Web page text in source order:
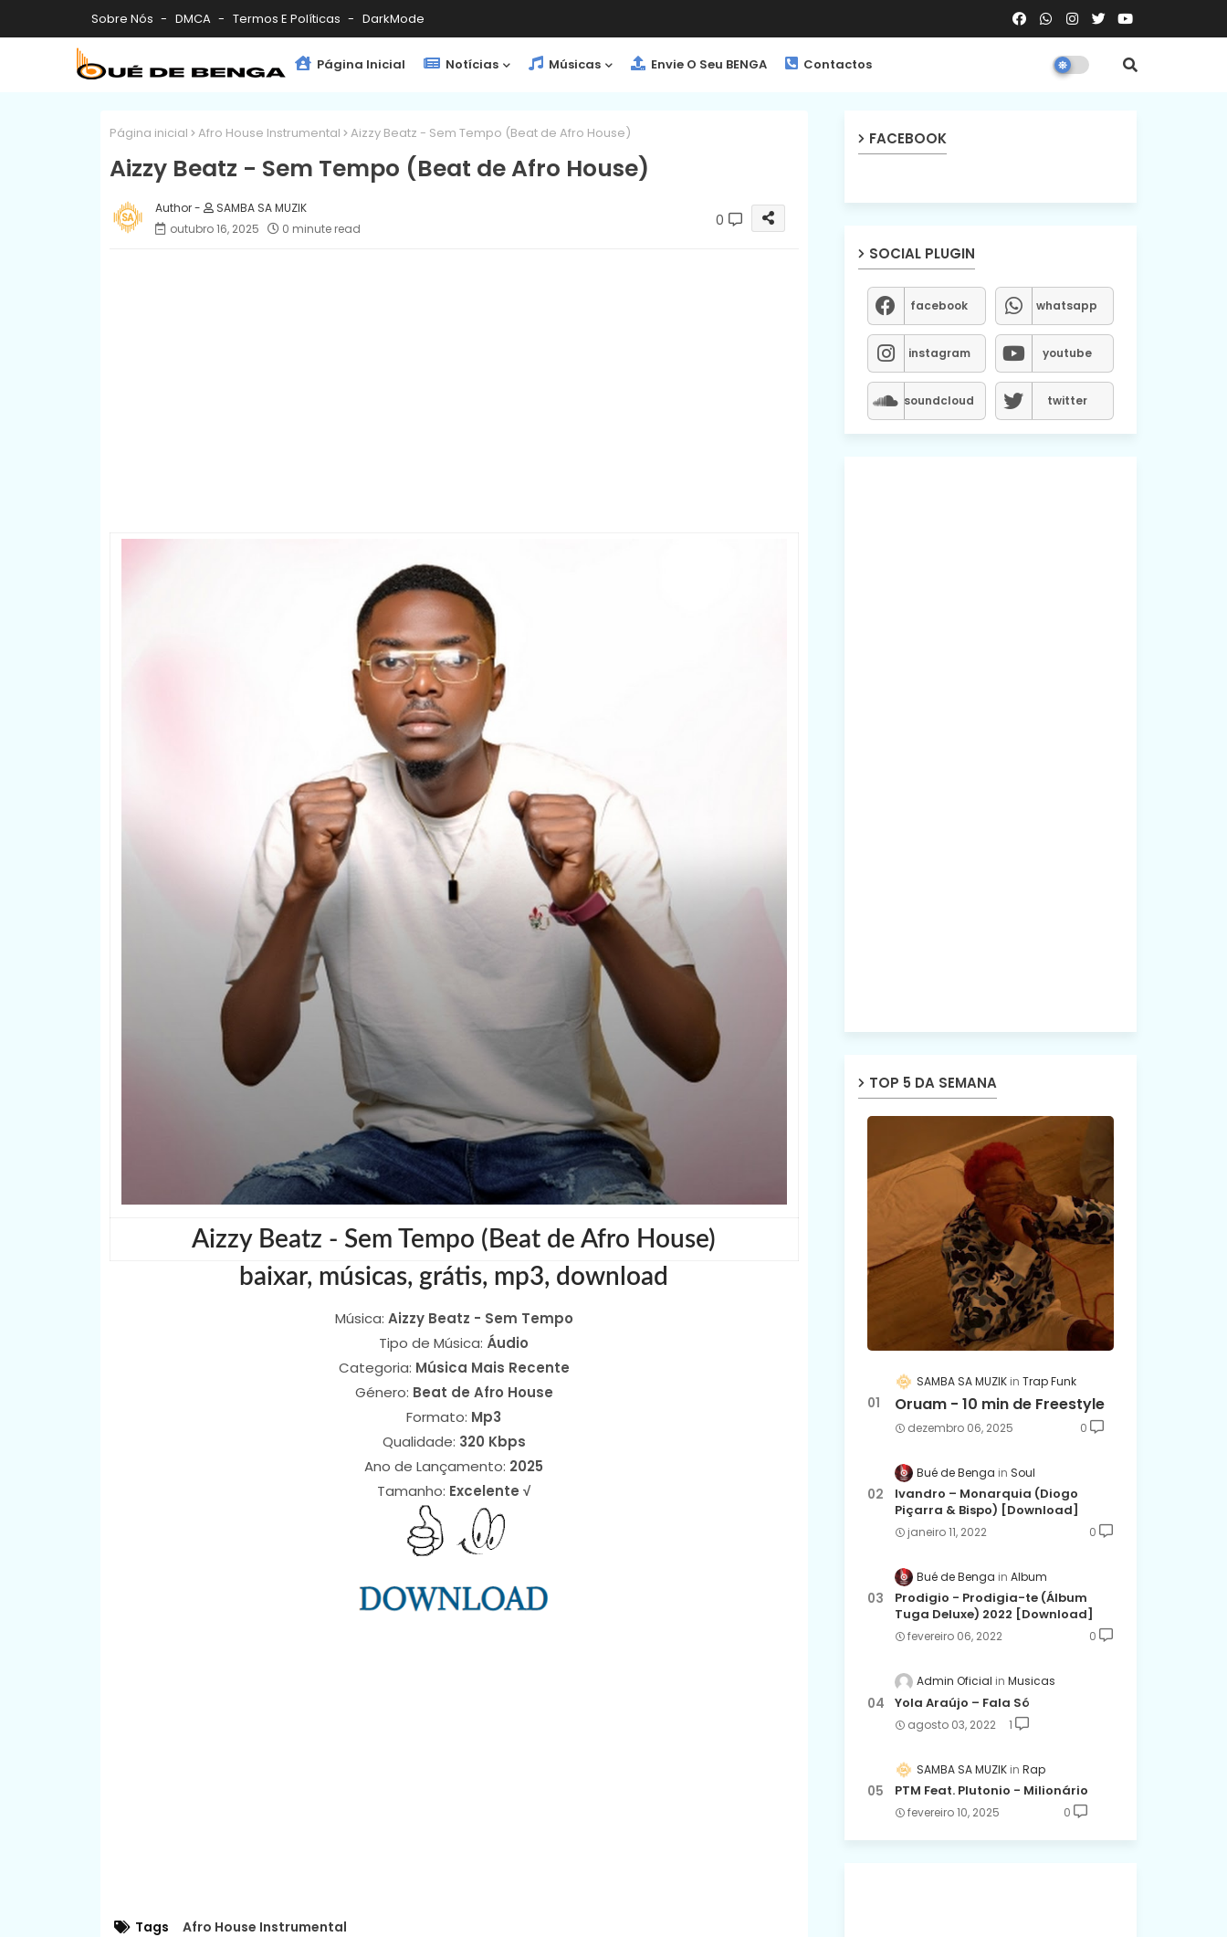
Sobre Nós DMCA Termos E Políticas DarkMode
Página Inicial Notícias Músicas Envie O Seu BENGA Contactos
Página inicial Afro House Instrumental Aizzy Beatz - Sem Tempo (Beat de Afro House)
Aizzy Beatz - Sem Tempo (Beat de Afro House)
SAMBA SA MUZIK
outubro 16, 2025
0 minute read 0
Aizzy Beatz - Sem Tempo (Beat de Afro House)
baixar, músicas, grátis, mp3, download
Música: Aizzy Beatz - Sem Tempo
Tipo de Música: Áudio
Categoria: Música Mais Recente
Género: Beat de Afro House
Formato: Mp3
Qualidade: 320 Kbps
Ano de Lançamento: 2025
Tamanho: Excelente √
Tags Afro House Instrumental
FACEBOOK
SOCIAL PLUGIN
facebook whatsapp
instagram youtube
soundcloud twitter
TOP 5 DA SEMANA
SAMBA SA MUZIK Trap Funk
Oruam - 10 min de Freestyle
dezembro 06, 2025 0
Bué de Benga Soul
Ivandro – Monarquia (Diogo
Piçarra & Bispo) [Download]
janeiro 11, 2022 0
Bué de Benga Album
Prodigio - Prodigia-te (Álbum
Tuga Deluxe) 2022 [Download]
fevereiro 06, 2022 0
Admin Oficial Musicas
Yola Araújo – Fala Só
agosto 03, 2022 1
SAMBA SA MUZIK Rap
PTM Feat. Plutonio - Milionário
fevereiro 10, 2025 0